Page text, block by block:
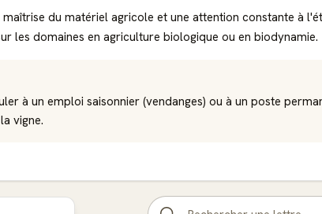
du matériel agricole et une attention constante à
les domaines en agriculture biologique ou en biodynamie.
à un emploi saisonnier (vendanges) ou à un poste
vigne.